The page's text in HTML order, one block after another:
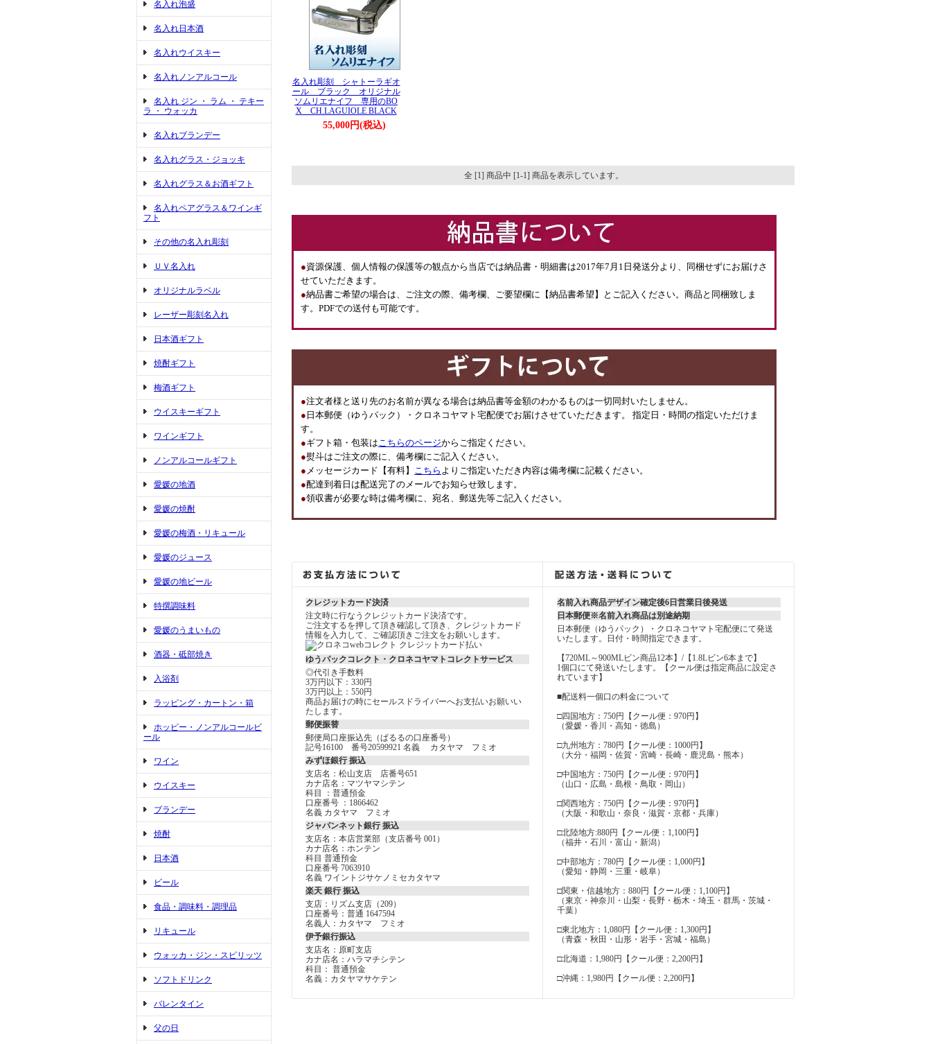
名入れ泡盛
名入れ日本酒
名入れウイスキー
名入れノンアルコール
名入れ ジン ・ ラム ・ テキー
ラ ・ ウォッカ
名入れブランデー
名入れグラス・ジョッキ
名入れグラス＆お酒ギフト
名入れペアグラス＆ワインギ
フト
その他の名入れ彫刻
ＵＶ名入れ
オリジナルラベル
レーザー彫刻名入れ
日本酒ギフト
焼酎ギフト
梅酒ギフト
ウイスキーギフト
ワインギフト
ノンアルコールギフト
愛媛の地酒
愛媛の焼酎
愛媛の梅酒・リキュール
愛媛のジュース
愛媛の地ビール
特撰調味料
愛媛のうまいもの
酒器・砥部焼き
入浴剤
ラッピング・カートン・箱
ホッピー・ノンアルコールビ
ール
ワイン
ウイスキー
ブランデー
焼酎
日本酒
ビール
食品・調味料・調理品
リキュール
ウォッカ・ジン・スピリッツ
ソフトドリンク
バレンタイン
父の日
名入れ彫刻 シャトーラギオ
ール ブラック オリジナル
ソムリエナイフ 専用のBO
X CH.LAGUIOLE BLACK
55,000円(税込)
全 [1] 商品中 [1-1] 商品を表示しています。
●資源保護、個人情報の保護等の観点から当店では納品書・明細書は2017年7月1日発送分より、同梱せずにお届けさ
せていただきます。
●納品書ご希望の場合は、ご注文の際、備考欄、ご要望欄に【納品書希望】とご記入ください。商品と同梱致しま
す。PDFでの送付も可能です。
●注文者様と送り先のお名前が異なる場合は納品書等金額のわかるものは一切同封いたしません。
● 日本郵便（ゆうパック）・クロネコヤマト宅配便でお届けさせていただきます。 指定日・時間の指定いただけま
す。
●ギフト箱・包装はこちらのページからご指定ください。
●熨斗はご注文の際に、備考欄にご記入ください。
● メッセージカード【有料】 こちら よりご指定いただき内容は備考欄に記載ください。
●配達到着日は配送完了のメールでお知らせ致します。
●領収書が必要な時は備考欄に、宛名、郵送先等ご記入ください。
クレジットカード決済
注文時に行なうクレジットカード決済です。
ご注文するを押して頂き確認して頂き、クレジットカード
情報を入力して、ご確認頂きご注文をお願いします。
ゆうパックコレクト・クロネコヤマトコレクトサービス
◎代引き手数料
3万円以下：330円
3万円以上：550円
商品お届けの時にセールスドライバーへお支払いお願いい
たします。
郵便振替
郵便局口座振込先（ぱるるの口座番号）
記号16100 番号20599921 名義 カタヤマ フミオ
みずほ銀行 振込
支店名：松山支店 店番号651
カナ店名：マツヤマシテン
科目 ：普通預金
口座番号 ：1866462
名義 カタヤマ フミオ
ジャパンネット銀行 振込
支店名：本店営業部（支店番号 001）
カナ店名：ホンテン
科目 普通預金
口座番号 7063910
名義 ワイントジサケノミセカタヤマ
楽天 銀行 振込
支店：リズム支店（209）
口座番号：普通 1647594
名義人：カタヤマ フミオ
伊予銀行振込
支店名：原町支店
カナ店名：ハラマチシテン
科目： 普通預金
名義：カタヤマサケテン
名前入れ商品デザイン確定後6日営業日後発送
日本郵便※名前入れ商品は別途納期
日本郵便（ゆうパック）・クロネコヤマト宅配便にて発送
いたします。日付・時間指定できます。
【720ML～900MLビン商品12本】/【1.8Lビン6本まで】
1個口にて発送いたします。【クール便は指定商品に設定さ
れています】
■配送料一個口の料金について
□四国地方：750円【クール便：970円】
（愛媛・香川・高知・徳島）
□九州地方：780円【クール便：1000円】
（大分・福岡・佐賀・宮崎・長崎・鹿児島・熊本）
□中国地方：750円【クール便：970円】
（山口・広島・島根・鳥取・岡山）
□関西地方：750円【クール便：970円】
（大阪・和歌山・奈良・滋賀・京都・兵庫）
□北陸地方:880円【クール便：1,100円】
（福井・石川・富山・新潟）
□中部地方：780円【クール便：1,000円】
（愛知・静岡・三重・岐阜）
□関東・信越地方：880円【クール便：1,100円】
（東京・神奈川・山梨・長野・栃木・埼玉・群馬・茨城・
千葉）
□東北地方：1,080円【クール便：1,300円】
（青森・秋田・山形・岩手・宮城・福島）
□北海道：1,980円【クール便：2,200円】
□沖縄：1,980円【クール便：2,200円】